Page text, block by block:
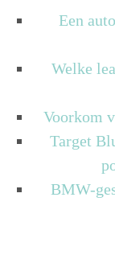
Een
Welke
Voorkom
Target
BMW-